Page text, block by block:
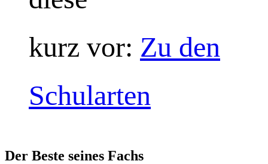
kurz vor: Zu den
Schularten
Der Beste seines Fachs